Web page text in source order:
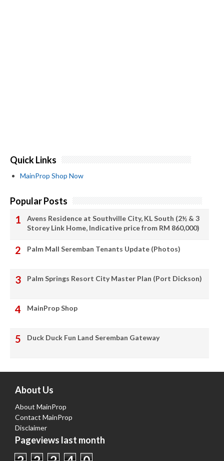
Quick Links
MainProp Shop Now
Popular Posts
Avens Residence at Southville City, KL South (2½ & 3
Storey Link Home, Indicative price from RM 860,000)
Palm Mall Seremban Tenants Update (Photos)
Palm Springs Resort City Master Plan (Port Dickson)
MainProp Shop
Duck Duck Fun Land Seremban Gateway
About Us
About MainProp
Contact MainProp
Disclaimer
Pageviews last month